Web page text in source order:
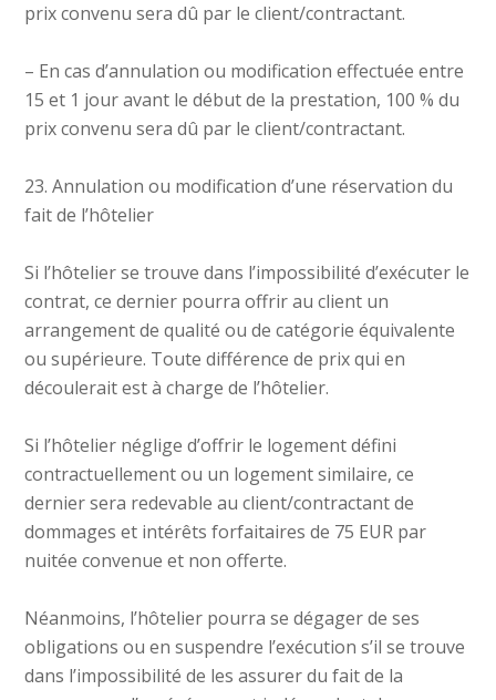
prix convenu sera dû par le client/contractant.
– En cas d’annulation ou modification effectuée entre
15 et 1 jour avant le début de la prestation, 100 % du
prix convenu sera dû par le client/contractant.
23. Annulation ou modification d’une réservation du
fait de l’hôtelier
Si l’hôtelier se trouve dans l’impossibilité d’exécuter le
contrat, ce dernier pourra offrir au client un
arrangement de qualité ou de catégorie équivalente
ou supérieure. Toute différence de prix qui en
découlerait est à charge de l’hôtelier.
Si l’hôtelier néglige d’offrir le logement défini
contractuellement ou un logement similaire, ce
dernier sera redevable au client/contractant de
dommages et intérêts forfaitaires de 75 EUR par
nuitée convenue et non offerte.
Néanmoins, l’hôtelier pourra se dégager de ses
obligations ou en suspendre l’exécution s’il se trouve
dans l’impossibilité de les assurer du fait de la